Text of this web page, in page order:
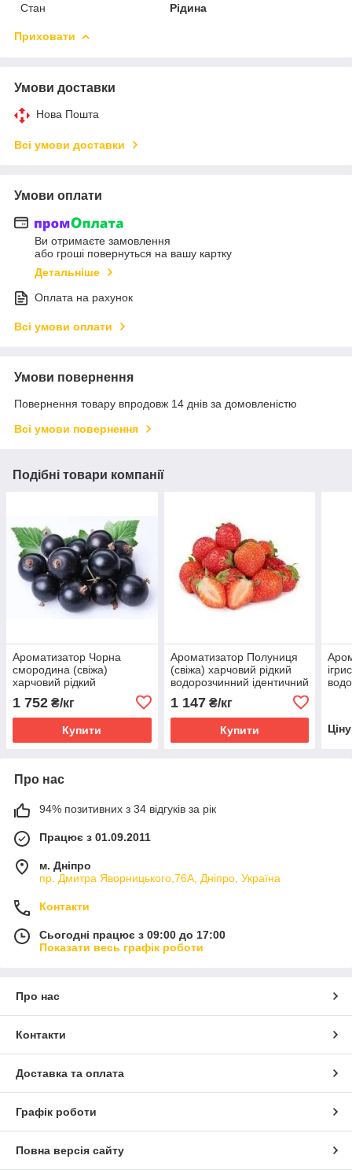
Стан
Рідина
Приховати
Умови доставки
Нова Пошта
Всі умови доставки
Умови оплати
Ви отримаєте замовлення
або гроші повернуться на вашу картку
Детальніше
Оплата на рахунок
Всі умови оплати
Умови повернення
Повернення товару впродовж 14 днів за домовленістю
Всі умови повернення
Подібні товари компанії
Ароматизатор Чорна
смородина (свіжа)
харчовий рідкий
водорозчинний ідентичний
натуральному
1 752 ₴/кг
Купити
Ароматизатор Полуниця
(свіжа) харчовий рідкий
водорозчинний ідентичний
1 147₴/кг
Купити
Про нас
94% позитивних з 34 відгуків за рік
Працює з 01.09.2011
м. Дніпро
пр. Дмитра Яворницького,76А, Дніпро, Україна
Контакти
Сьогодні працює з 09:00 до 17:00
Показати весь графік роботи
Про нас
Контакти
Доставка та оплата
Графік роботи
Повна версія сайту